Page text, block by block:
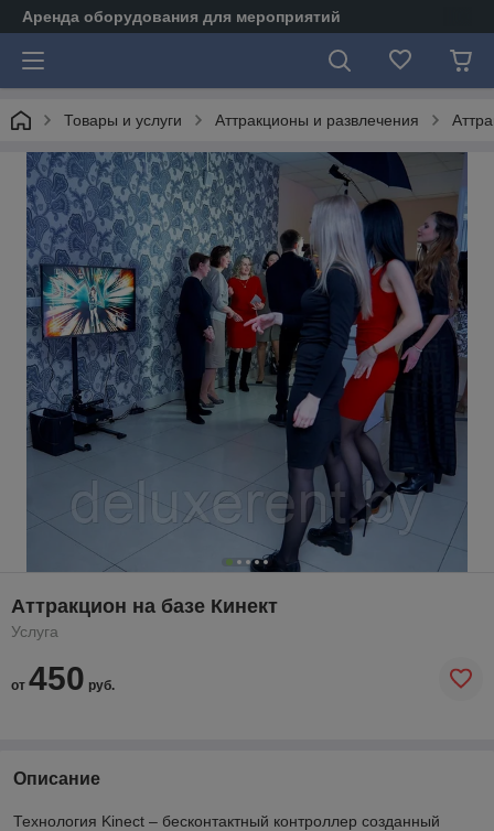
Аренда оборудования для мероприятий
Товары и услуги Аттракционы и развлечения
Аттракцион на базе Кинект
Услуга
от 450 руб.
Описание
Технология Kinect – бесконтактный контроллер созданный